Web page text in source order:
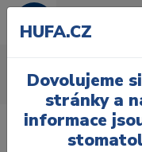
Úvod Laboratoř
HUFA.CZ
Dovolujeme
stránky a
informace